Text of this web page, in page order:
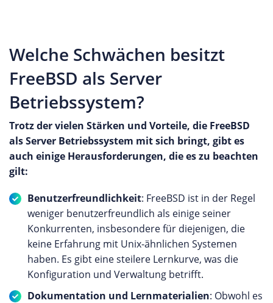
Welche Schwächen besitzt
FreeBSD als Server
Betriebssystem?
Trotz der vielen Stärken und Vorteile, die FreeBSD
als Server Betriebssystem mit sich bringt, gibt es
auch einige Herausforderungen, die es zu beachten
gilt:
Benutzerfreundlichkeit: FreeBSD ist in der Regel
weniger benutzerfreundlich als einige seiner
Konkurrenten, insbesondere für diejenigen, die
keine Erfahrung mit Unix-ähnlichen Systemen
haben. Es gibt eine steilere Lernkurve, was die
Konfiguration und Verwaltung betrifft.
Dokumentation und Lernmaterialien: Obwohl es